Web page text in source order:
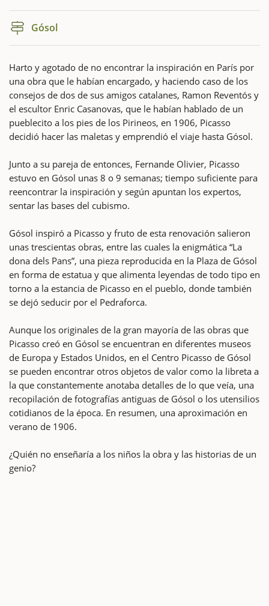
Gósol
Harto y agotado de no encontrar la inspiración en París por
una obra que le habían encargado, y haciendo caso de los
consejos de dos de sus amigos catalanes, Ramon Reventós y
el escultor Enric Casanovas, que le habían hablado de un
pueblecito a los pies de los Pirineos, en 1906, Picasso
decidió hacer las maletas y emprendió el viaje hasta Gósol.
Junto a su pareja de entonces, Fernande Olivier, Picasso
estuvo en Gósol unas 8 o 9 semanas; tiempo suficiente para
reencontrar la inspiración y según apuntan los expertos,
sentar las bases del cubismo.
Gósol inspiró a Picasso y fruto de esta renovación salieron
unas trescientas obras, entre las cuales la enigmática “La
dona dels Pans”, una pieza reproducida en la Plaza de Gósol
en forma de estatua y que alimenta leyendas de todo tipo en
torno a la estancia de Picasso en el pueblo, donde también
se dejó seducir por el Pedraforca.
Aunque los originales de la gran mayoría de las obras que
Picasso creó en Gósol se encuentran en diferentes museos
de Europa y Estados Unidos, en el Centro Picasso de Gósol
se pueden encontrar otros objetos de valor como la libreta a
la que constantemente anotaba detalles de lo que veía, una
recopilación de fotografías antiguas de Gósol o los utensilios
cotidianos de la época. En resumen, una aproximación en
verano de 1906.
¿Quién no enseñaría a los niños la obra y las historias de un
genio?